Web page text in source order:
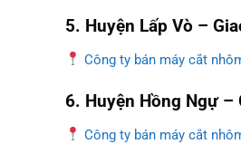
5. Huyện Lấp Vò –
Công ty bán máy cắt
6. Huyện Hồng Ngự –
Công ty bán máy cắt